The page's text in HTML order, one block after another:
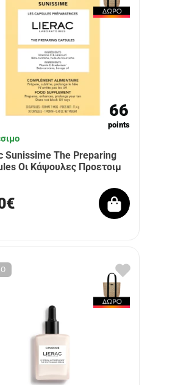
66
points
Sunissime The Preparing
Οι Κάψουλες Προετοιμ